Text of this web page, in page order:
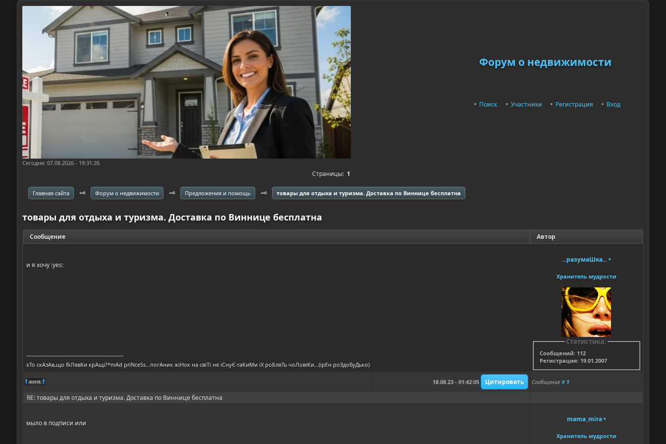
Форум о недвижимости
Поиск Участники Регистрация Вход
Сегодня: 07.08.2026 - 19:31:26
Страницы: 1
Главная сайта 🗝️ Форум о недвижимости 🗝️ Предложения и помощь 🗝️ товары для отдыха и туризма. Доставка по Виннице бесплатна
товары для отдыха и туризма. Доставка по Виннице бесплатна
Сообщение Автор
и я хочу :yes:
-------------------------------------------------
хТо скАзАв,що біЛявКи крАщі?*mAd priNceSs...погАних жіНок на свіТі не іСнуЄ-таКиМи їХ роБляТь чоЛовіКи...(ірЕн роЗдобуДько)
...разумаШка...•
Хранитель мудрости
Статистика:
Сообщений: 112
Регистрация: 19.01.2007
18.08.23 - 01:42:05 Сообщение # 1
RE: товары для отдыха и туризма. Доставка по Виннице бесплатна
мыло в подписи или mama_mira•
Хранитель мудрости